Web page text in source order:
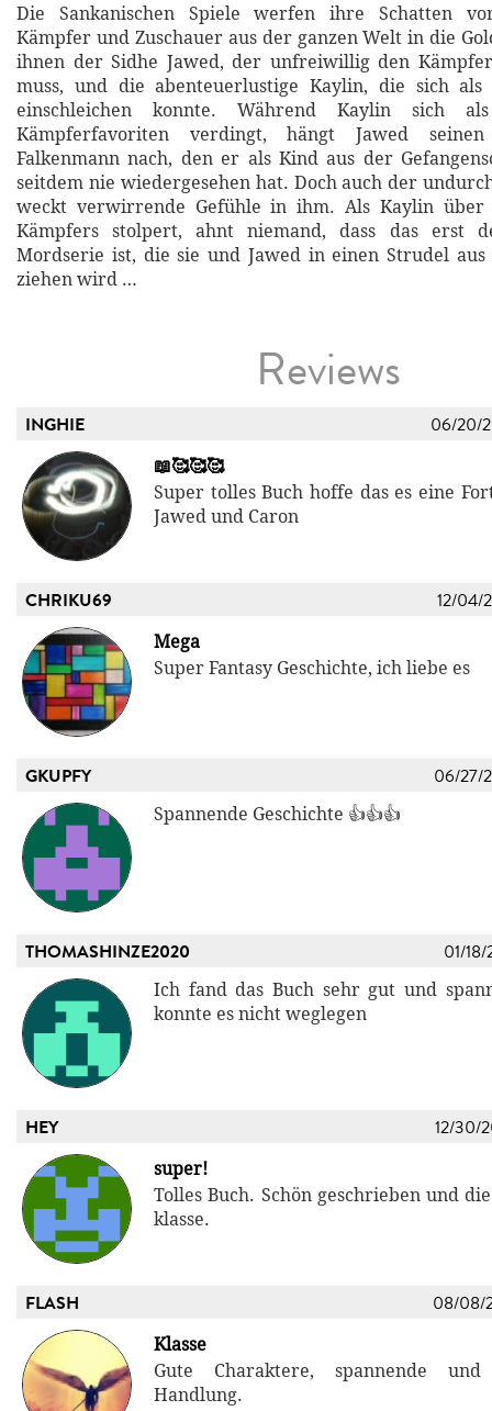
Die Sankanischen Spiele werfen ihre Schatten
Kämpfer und Zuschauer aus der ganzen Welt in die
ihnen der Sidhe Jawed, der unfreiwillig den
muss, und die abenteuerlustige Kaylin, die sich als
einschleichen konnte. Während Kaylin sich
Kämpferfavoriten verdingt, hängt Jawed
Falkenmann nach, den er als Kind aus der
seitdem nie wiedergesehen hat. Doch auch der
weckt verwirrende Gefühle in ihm. Als Kaylin über
Kämpfers stolpert, ahnt niemand, dass das erst
Mordserie ist, die sie und Jawed in einen Strudel aus
ziehen wird …
Reviews
INGHIE 06/20/
📖🥰🥰🥰
Super tolles Buch hoffe das es eine
Jawed und Caron
CHRIKU69 12/04/
Mega
Super Fantasy Geschichte, ich liebe es
GKUPFY 06/27/
Spannende Geschichte 👍👍👍
THOMASHINZE2020 01/18/
Ich fand das Buch sehr gut und
konnte es nicht weglegen
HEY 12/30/
super!
Tolles Buch. Schön geschrieben und
klasse.
FLASH 08/08/
Klasse
Gute Charaktere, spannende
Handlung.